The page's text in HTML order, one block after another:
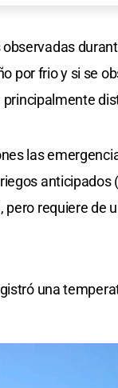
por frio y si se
las
requiere de
una